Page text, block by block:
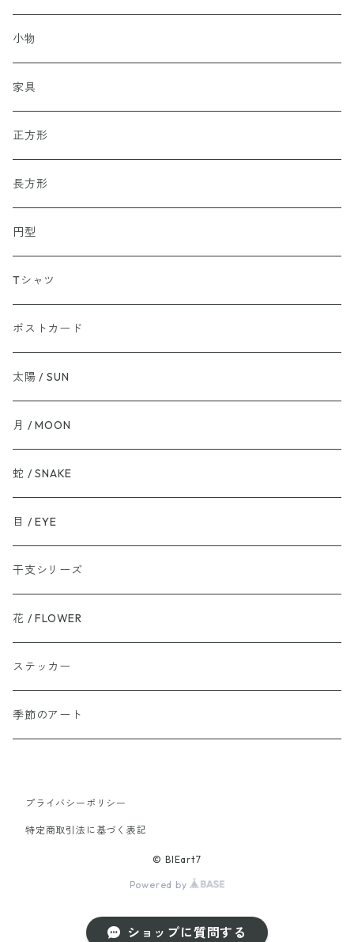
小物
家具
正方形
長方形
円型
Tシャツ
ポストカード
太陽 / SUN
月 / MOON
蛇 / SNAKE
目 / EYE
干支シリーズ
花 / FLOWER
ステッカー
季節のアート
プライバシーポリシー
特定商取引法に基づく表記
© BIEart7
Powered by
ショップに質問する